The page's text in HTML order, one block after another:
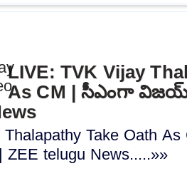
LIVE: TVK Vijay
As CM | సీఎంగా
Thalapathy Take Oath
telugu News.....»»